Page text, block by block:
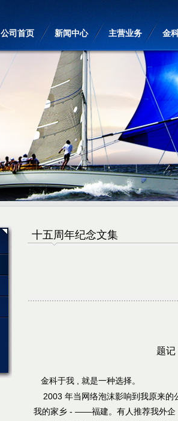
公司首页 新闻中心 主营业务 金
十五周年纪念文集
题记
金科于我 , 就是一种选择。
2003 年当网络泡沫影响到我原来的
我的家乡 - ——福建。有人推荐我外企